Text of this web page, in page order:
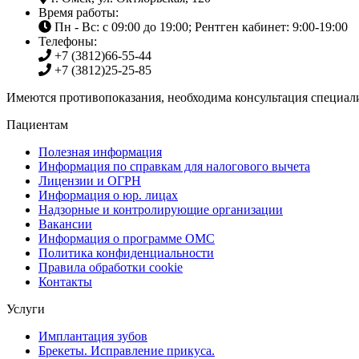
Время работы:
Пн - Вс: с 09:00 до 19:00; Рентген кабинет: 9:00-19:00
Телефоны:
+7 (3812)66-55-44
+7 (3812)25-25-85
Имеются противопоказания, необходима консультация
Пациентам
Полезная информация
Информация по справкам для налогового вычета
Лицензии и ОГРН
Информация о юр. лицах
Надзорные и контролирующие организации
Вакансии
Информация о программе ОМС
Политика конфиденциальности
Правила обработки cookie
Контакты
Услуги
Имплантация зубов
Брекеты. Исправление прикуса.